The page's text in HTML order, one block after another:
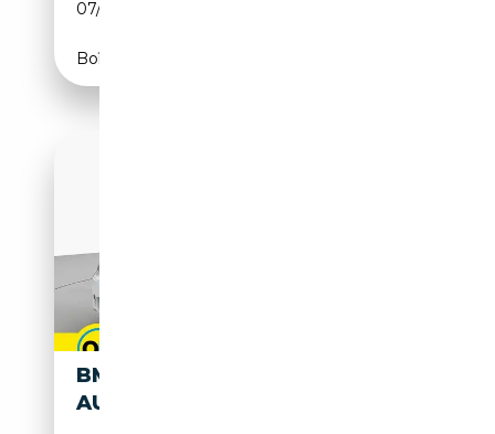
07/2008
Boîte manuelle
BMW 325 325D COUPÉ
AUT.